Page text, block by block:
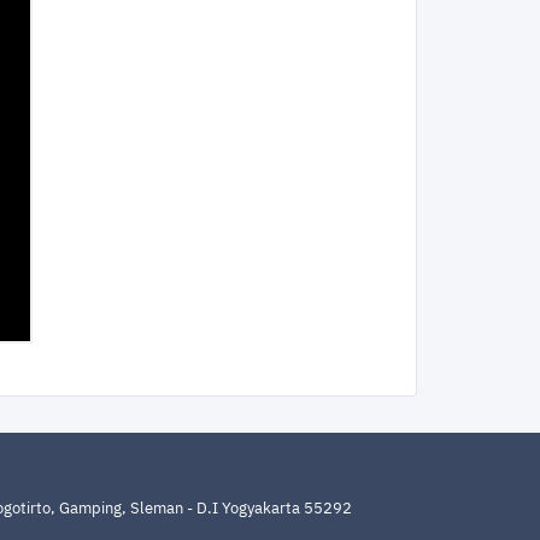
Gamping, Sleman - D.I Yogyakarta 55292